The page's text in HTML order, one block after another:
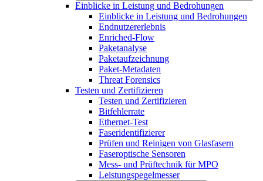
Einblicke in Leistung und Bedrohungen
Einblicke in Leistung und Bedrohungen
Endnutzererlebnis
Enriched-Flow
Paketanalyse
Paketaufzeichnung
Paket-Metadaten
Threat Forensics
Testen und Zertifizieren
Testen und Zertifizieren
Bitfehlerrate
Ethernet-Test
Faseridentifizierer
Prüfen und Reinigen von Glasfasern
Faseroptische Sensoren
Mess- und Prüftechnik für MPO
Leistungspegelmesser